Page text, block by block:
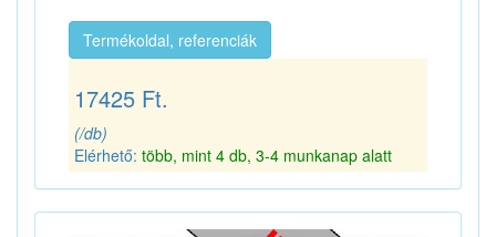
Termékoldal, referenciák
17425 Ft.
(/db)
Elérhető: több, mint 4 db, 3-4 munkanap alatt